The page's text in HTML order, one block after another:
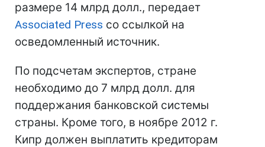
размере 14 млрд долл., передает
Associated Press со ссылкой на
осведомленный источник.
По подсчетам экспертов, стране
необходимо до 7 млрд долл. для
поддержания банковской системы
страны. Кроме того, в ноябре 2012 г.
Кипр должен выплатить кредиторам